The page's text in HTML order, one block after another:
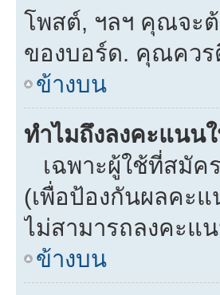
โพสต์, ฯลฯ คุณจะต้
ของบอร์ด. คุณคว
ข้างบน
ทำไมถึงลงคะแนน
เฉพาะผู้ใช้ที่สมัค
(เพื่อป้องกันผลคะ
ไม่สามารถลงคะแ
ข้างบน